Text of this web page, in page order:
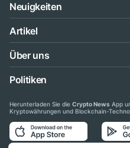
Neuigkeiten
Artikel
Über uns
Politiken
Herunterladen Sie die Crypto News App
Kryptowährungen und Blockchain-